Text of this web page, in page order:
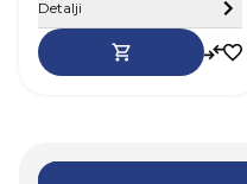
Detalji